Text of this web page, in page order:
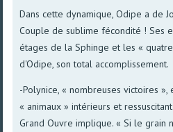
Dans cette dynamique, Odipe a de
Couple de sublime fécondité ! Ses
étages de la Sphinge et les «
d'Odipe, son total accomplissement.
-Polynice, « nombreuses victoires
« animaux » intérieurs et
Grand Ouvre implique. « Si le grain